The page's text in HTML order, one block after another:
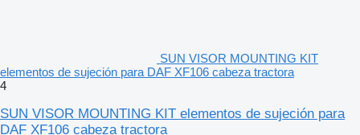
SUN VISOR MOUNTING KIT
elementos de sujeción para DAF XF106 cabeza tractora
4
SUN VISOR MOUNTING KIT elementos de sujeción para
DAF XF106 cabeza tractora